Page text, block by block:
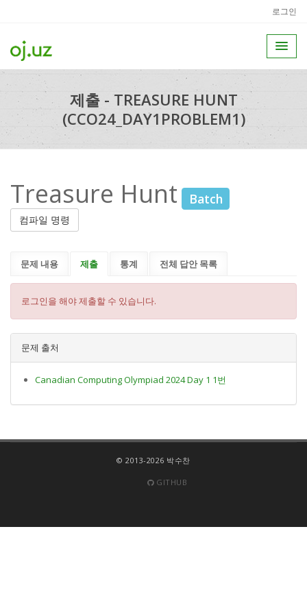
로그인
제출 - TREASURE HUNT
(CCO24_DAY1PROBLEM1)
Treasure Hunt Batch
컴파일 명령
문제 내용 제출 통계 전체 답안 목록
로그인을 해야 제출할 수 있습니다.
문제 출처
Canadian Computing Olympiad 2024 Day 1 1번
© 2013-2026 박수찬
GITHUB